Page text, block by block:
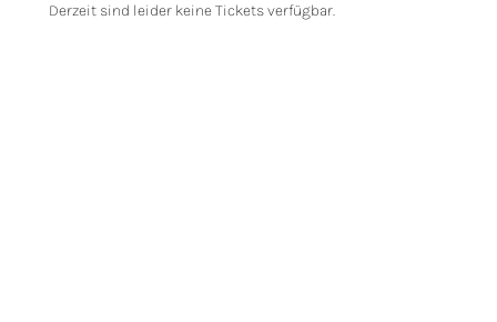
Derzeit sind leider keine Tickets verfügbar.